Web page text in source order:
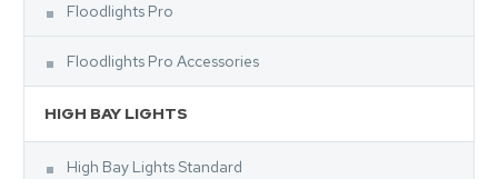
Floodlights Pro
Floodlights Pro Accessories
HIGH BAY LIGHTS
High Bay Lights Standard